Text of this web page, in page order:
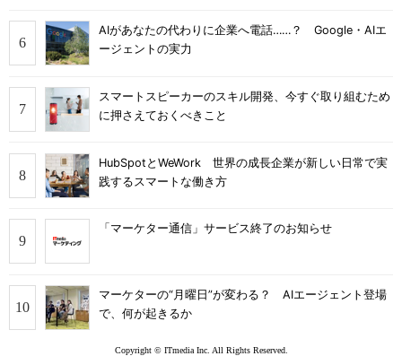
AIがあなたの代わりに企業へ電話……？ Google・AIエ
ージェントの実力
スマートスピーカーのスキル開発、今すぐ取り組むため
に押さえておくべきこと
HubSpotとWeWork 世界の成長企業が新しい日常で実
践するスマートな働き方
「マーケター通信」サービス終了のお知らせ
マーケターの“月曜日”が変わる？ AIエージェント登場
で、何が起きるか
Copyright © ITmedia Inc. All Rights Reserved.